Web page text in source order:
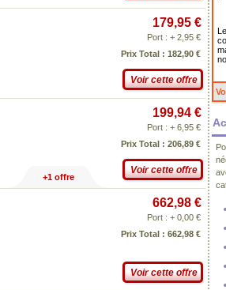
179,95 €
Port : + 2,95 €
Prix Total : 182,90 €
Voir cette offre
199,94 €
Port : + 6,95 €
Prix Total : 206,89 €
Voir cette offre
+1 offre
662,98 €
Port : + 0,00 €
Prix Total : 662,98 €
Voir cette offre